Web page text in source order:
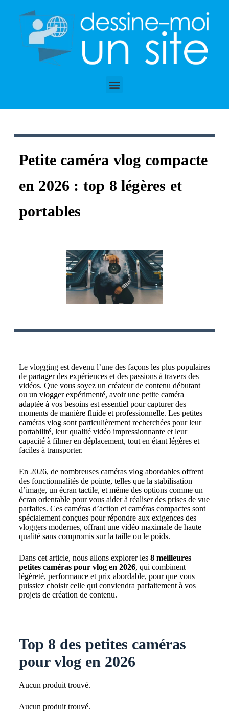
t
u
Petite caméra vlog compacte
en 2026 : top 8 légères et
portables
Le vlogging est devenu l’une des façons les plus populaires
de partager des expériences et des passions à travers des
vidéos. Que vous soyez un créateur de contenu débutant
ou un vlogger expérimenté, avoir une petite caméra
adaptée à vos besoins est essentiel pour capturer des
moments de manière fluide et professionnelle. Les petites
caméras vlog sont particulièrement recherchées pour leur
portabilité, leur qualité vidéo impressionnante et leur
capacité à filmer en déplacement, tout en étant légères et
faciles à transporter.
En 2026, de nombreuses caméras vlog abordables offrent
des fonctionnalités de pointe, telles que la stabilisation
d’image, un écran tactile, et même des options comme un
écran orientable pour vous aider à réaliser des prises de vue
parfaites. Ces caméras d’action et caméras compactes sont
spécialement conçues pour répondre aux exigences des
vloggers modernes, offrant une vidéo maximale de haute
qualité sans compromis sur la taille ou le poids.
Dans cet article, nous allons explorer les 8 meilleures
petites caméras pour vlog en 2026, qui combinent
légèreté, performance et prix abordable, pour que vous
puissiez choisir celle qui conviendra parfaitement à vos
projets de création de contenu.
Top 8 des petites caméras
pour vlog en 2026
Aucun produit trouvé.
Aucun produit trouvé.